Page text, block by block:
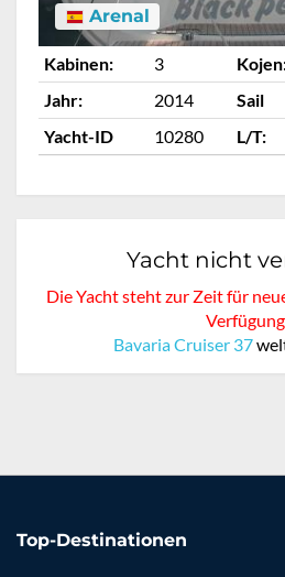
Arenal
Kabinen: 3
Jahr:
2014 Sail
Yacht-ID
10280 L/T:
Yacht nicht
Die Yacht steht zur Zeit für
Bavaria Cruiser 37
Top-Destinationen